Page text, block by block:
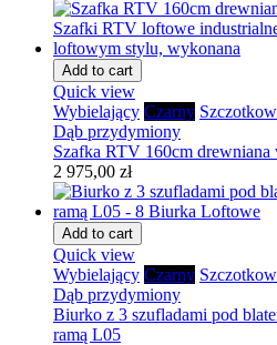
Add to cart
Quick view
Wybielający Czarny
Dąb przydymiony
Szafka RTV 160cm
2 975,00 zł
Add to cart
Quick view
Wybielający Czarny
Dąb przydymiony
Biurko z 3 szufladami pod
ramą L05